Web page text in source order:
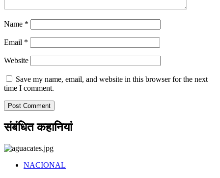
Name *
Email *
Website
Save my name, email, and website in this browser for the next
time I comment.
संबंधित कहानियां
NACIONAL